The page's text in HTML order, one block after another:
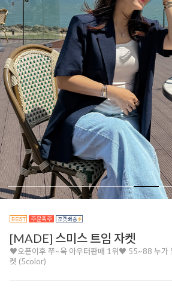
[MADE] 스미스 트임 자켓
♥오픈이후 쭈~욱 아우터판매 1위♥ 55~88 누가
켓 (5color)